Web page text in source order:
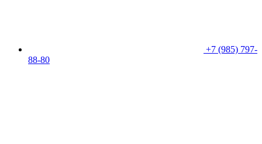
+7 (985) 797-
88-80